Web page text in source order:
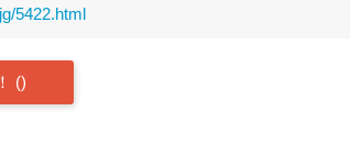
5422.html
()